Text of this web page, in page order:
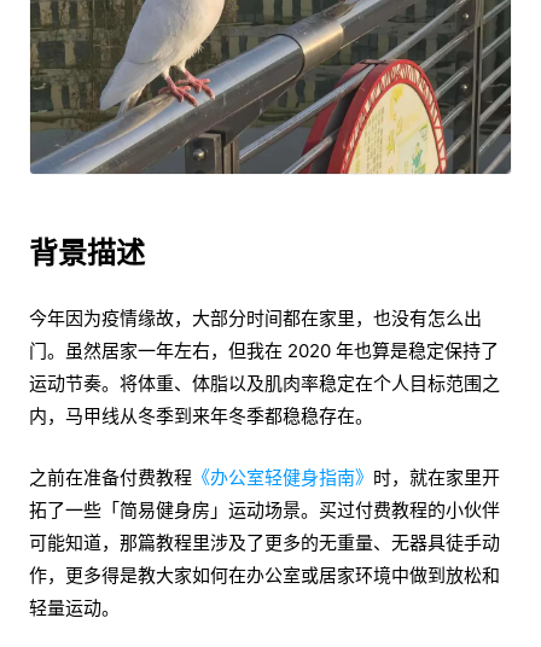
背景描述
今年因为疫情缘故，大部分时间都在家里，也没有怎么出
门。虽然居家一年左右，但我在 2020 年也算是稳定保持了
运动节奏。将体重、体脂以及肌肉率稳定在个人目标范围之
内，马甲线从冬季到来年冬季都稳稳存在。
之前在准备付费教程 《办公室轻健身指南》 时，就在家里开
拓了一些「简易健身房」运动场景。买过付费教程的小伙伴
可能知道，那篇教程里涉及了更多的无重量、无器具徒手动
作，更多得是教大家如何在办公室或居家环境中做到放松和
轻量运动。